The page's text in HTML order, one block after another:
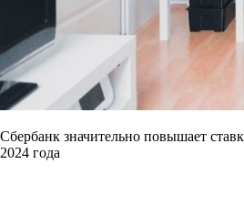
Сбербанк значительно повышает
2024 года